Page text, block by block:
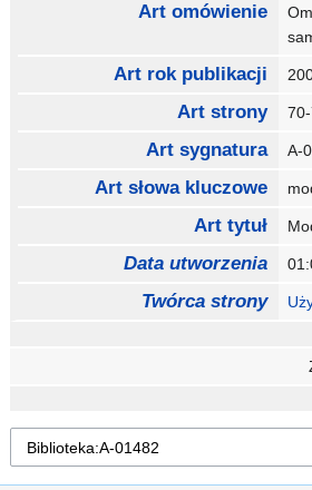
Art omówienie
Art rok publikacji
Art strony
Art sygnatura A-
Art słowa kluczowe
Art tytuł
Data utworzenia
Twórca strony